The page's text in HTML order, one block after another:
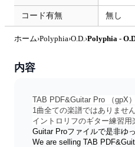
コード有無 無し
ホーム›Polyphia›O.D. ›
内容
TAB PDF&Guitar Pro （gpX
1曲全ての楽譜ではありません
イントロリフのギター練習
Guitar Proファイルで是非ゆ
We are selling TAB